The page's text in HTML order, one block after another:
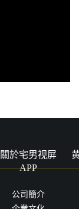
關於宅男视屏
APP
公司簡介